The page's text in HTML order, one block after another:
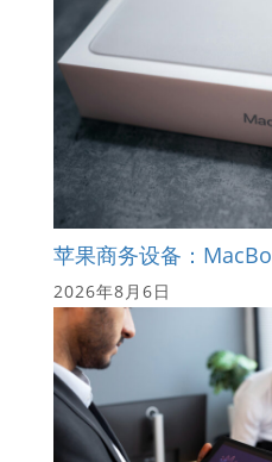
苹果商务设备：
2026年8月6日